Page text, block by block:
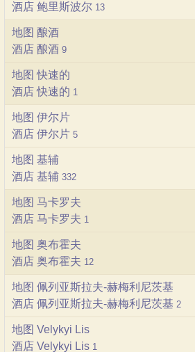
酒店 鲍里斯波尔 13
地图 酿酒
酒店 酿酒 9
地图 快速的
酒店 快速的 1
地图 伊尔片
酒店 伊尔片 5
地图 基辅
酒店 基辅 332
地图 马卡罗夫
酒店 马卡罗夫 1
地图 奥布霍夫
酒店 奥布霍夫 12
地图 佩列亚斯拉夫-赫梅利尼茨基
酒店 佩列亚斯拉夫-赫梅利尼茨基 2
地图 Velykyi Lis
酒店 Velykyi Lis 1